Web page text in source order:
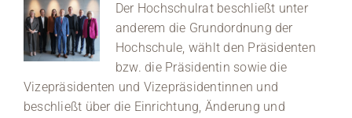
Der Hochschulrat beschließt unter
anderem die Grundordnung der
Hochschule, wählt den Präsidenten
bzw. die Präsidentin sowie die
Vizepräsidenten und Vizepräsidentinnen und
beschließt über die Einrichtung, Änderung und